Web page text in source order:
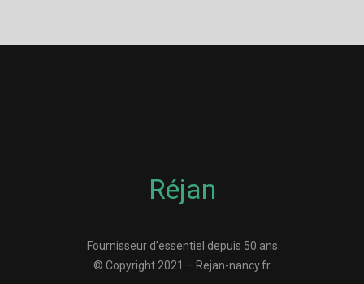
Réjan
Fournisseur d’essentiel depuis 50 ans
© Copyright 2021 – Rejan-nancy.fr